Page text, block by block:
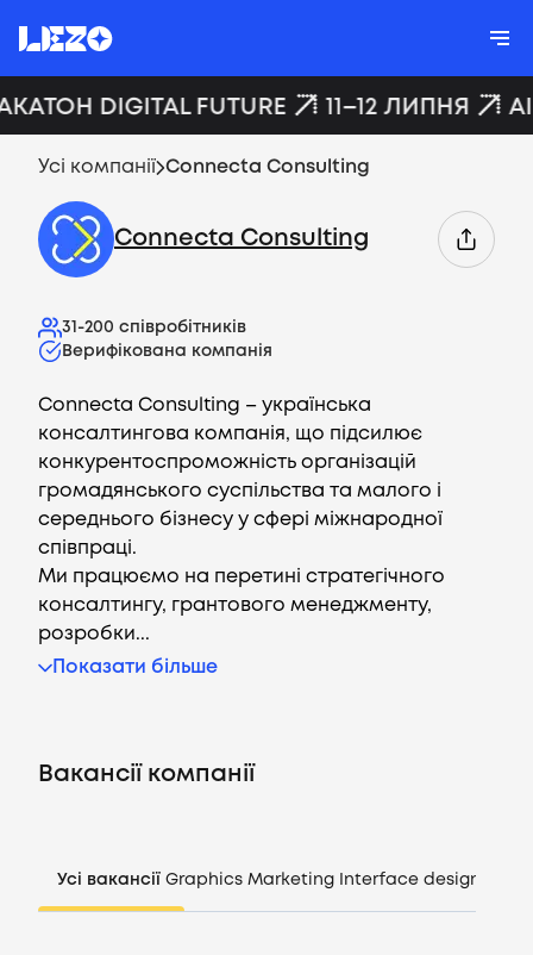
CV генератор
DIGITAL FUTURE 11–12 ЛИПНЯ
Усі компанії Connecta Consulting
Connecta Consulting
31-200 співробітників
Верифікована компанія
Connecta Consulting – українська
консалтингова компанія, що підсилює
конкурентоспроможність організацій
громадянського суспільства та малого і
середнього бізнесу у сфері міжнародної
співпраці.
Ми працюємо на перетині стратегічного
консалтингу, грантового менеджменту,
розробки...
Показати більше
Вакансії компанії
Усі вакансії Graphics Marketing Interface design